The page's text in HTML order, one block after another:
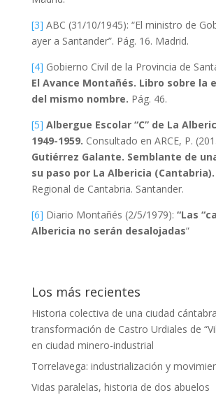
[3] ABC (31/10/1945): “El ministro de
ayer a Santander”. Pág. 16. Madrid.
[4] Gobierno Civil de la Provincia de
El Avance Montañés. Libro sobre la
del mismo nombre. Pág. 46.
[5] Albergue Escolar “C” de La
1949-1959. Consultado en ARCE, P.
Gutiérrez Galante. Semblante de
su paso por La Albericia (Cantabria).
Regional de Cantabria. Santander.
[6] Diario Montañés (2/5/1979): “Las
Albericia no serán desalojadas”
Los más recientes
Historia colectiva de una ciudad
transformación de Castro Urdiales de
en ciudad minero-industrial
Torrelavega: industrialización y
Vidas paralelas, historia de dos abuelos